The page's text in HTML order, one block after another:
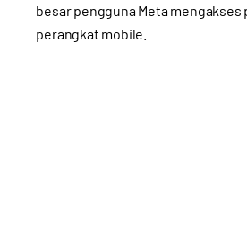
besar pengguna Meta
perangkat mobile.